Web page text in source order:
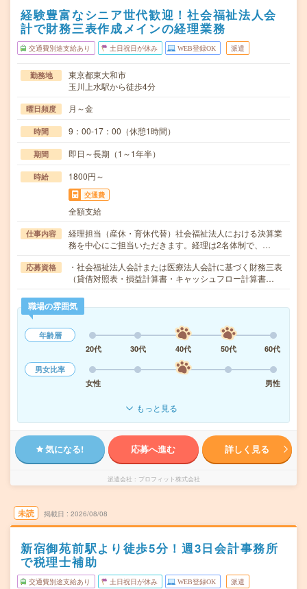
経験豊富なシニア世代歓迎！社会福祉法人会
計で財務三表作成メインの経理業務
交通費別途支給あり 土日祝日が休み WEB登録OK 派遣
勤務地
東京都東大和市
玉川上水駅から徒歩4分
曜日頻度 月～金
時間 9：00-17：00（休憩1時間）
期間 即日～長期（1～1年半）
時給 1800円～
交通費
全額支給
仕事内容
経理担当（産休・育休代替）社会福祉法人における決算業
務を中心にご担当いただきます。経理は2名体制で、…
応募資格
・社会福祉法人会計または医療法人会計に基づく財務三表
（貸借対照表・損益計算書・キャッシュフロー計算書…
職場の雰囲気
年齢層
20代
30代 40代 50代
60代
男女比率
女性
男性
もっと見る
気になる! 応募へ進む 詳しく見る
派遣会社 プロフィット株式会社
未読 掲載日 2026/08/08
新宿御苑前駅より徒歩5分！週3日会計事務所
で税理士補助
交通費別途支給あり 土日祝日が休み WEB登録OK 派遣